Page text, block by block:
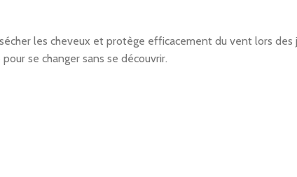
les cheveux et protège efficacement du vent lors des
se changer sans se découvrir.